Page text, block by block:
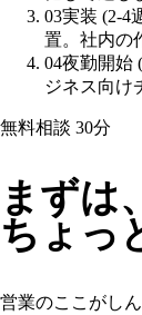
03実装 (2-4
置。社内の
04夜勤開始
ジネス向け
無料相談 30分
まずは、
ちょっ
営業のここがし